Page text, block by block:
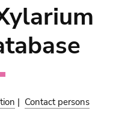
| Contact persons